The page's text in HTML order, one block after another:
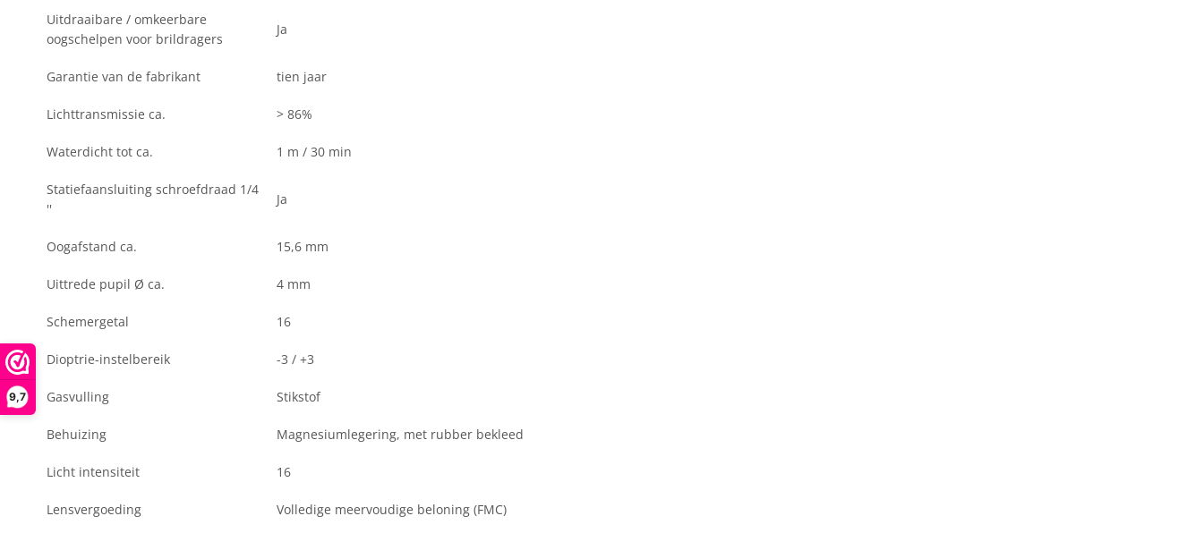
9,7
Uitdraaibare / omkeerbare
oogschelpen voor brildragers
Ja
Garantie van de fabrikant tien jaar
Lichttransmissie ca. > 86%
Waterdicht tot ca. 1 m / 30 min
Statiefaansluiting schroefdraad 1/4
''
Ja
Oogafstand ca. 15,6 mm
Uittrede pupil Ø ca. 4 mm
Schemergetal 16
Dioptrie-instelbereik -3 / +3
Gasvulling Stikstof
Behuizing Magnesiumlegering, met rubber bekleed
Licht intensiteit 16
Lensvergoeding Volledige meervoudige beloning (FMC)